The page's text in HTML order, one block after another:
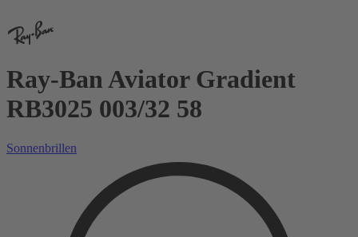
Ray-Ban Aviator Gradient
RB3025 003/32 58
Sonnenbrillen